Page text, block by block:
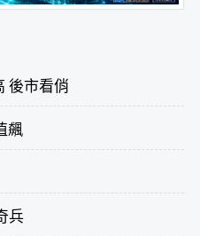
後市看俏
飆
兵